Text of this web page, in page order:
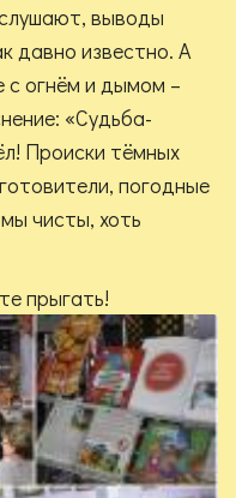
выводы
давно известно. А
с огнём и дымом –
«Судьба-
Происки тёмных
погодные
чисты, хоть
прыгать!